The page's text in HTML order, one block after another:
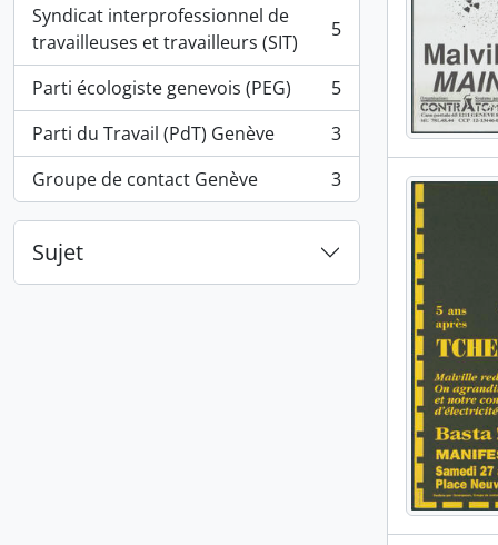
Syndicat interprofessionnel de
travailleuses et travailleurs (SIT)
, 5 résultats 5
Parti écologiste genevois (PEG)
, 5 résultats
5
Parti du Travail (PdT) Genève
, 3 résultats
3
Groupe de contact Genève
, 3 résultats 3
Sujet